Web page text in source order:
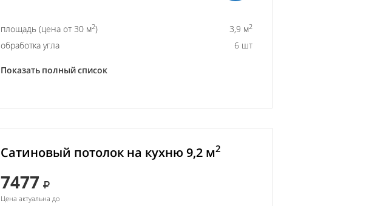
площадь (цена от 30 м2) 3,9 м2
обработка угла 6 шт
Показать полный список
Сатиновый потолок на кухню 9,2 м2
7477
Цена актуальна до